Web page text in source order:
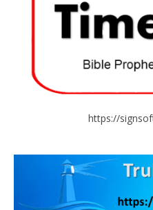
https://